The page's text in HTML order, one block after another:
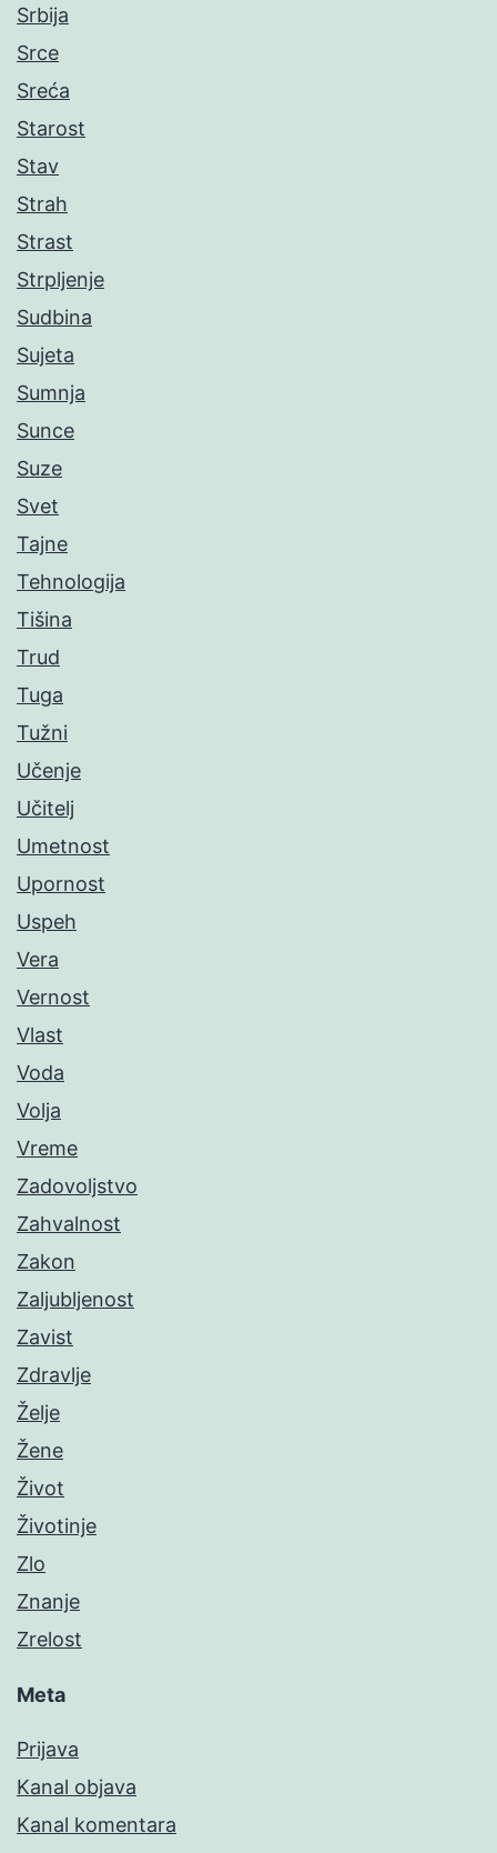
Srbija
Srce
Sreća
Starost
Stav
Strah
Strast
Strpljenje
Sudbina
Sujeta
Sumnja
Sunce
Suze
Svet
Tajne
Tehnologija
Tišina
Trud
Tuga
Tužni
Učenje
Učitelj
Umetnost
Upornost
Uspeh
Vera
Vernost
Vlast
Voda
Volja
Vreme
Zadovoljstvo
Zahvalnost
Zakon
Zaljubljenost
Zavist
Zdravlje
Želje
Žene
Život
Životinje
Zlo
Znanje
Zrelost
Meta
Prijava
Kanal objava
Kanal komentara